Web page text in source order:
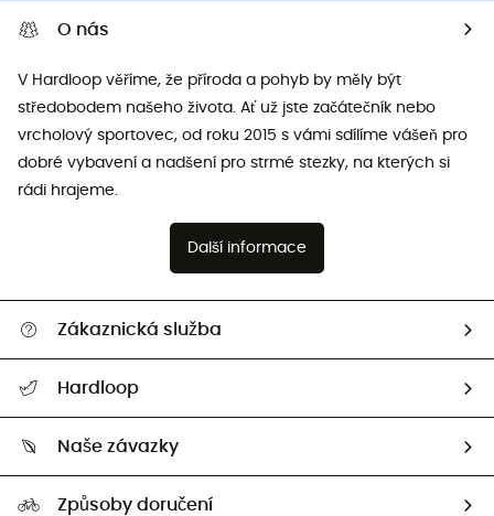
O nás
V Hardloop věříme, že příroda a pohyb by měly být
středobodem našeho života. Ať už jste začátečník nebo
vrcholový sportovec, od roku 2015 s vámi sdílíme vášeň pro
dobré vybavení a nadšení pro strmé stezky, na kterých si
rádi hrajeme.
Další informace
Zákaznická služba
Vrácení zboží a peněz
Hardloop
Naši Ambasadoři
Naše závazky
Způsoby doručení